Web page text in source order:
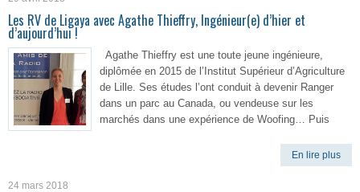
Les RV de Ligaya avec Agathe Thieffry, Ingénieur(e) d’hier et
d’aujourd’hui !
Agathe Thieffry est une toute jeune ingénieure,
diplômée en 2015 de l’Institut Supérieur d’Agriculture
de Lille. Ses études l’ont conduit à devenir Ranger
dans un parc au Canada, ou vendeuse sur les
marchés dans une expérience de Woofing… Puis
En lire plus
24 mars 2018